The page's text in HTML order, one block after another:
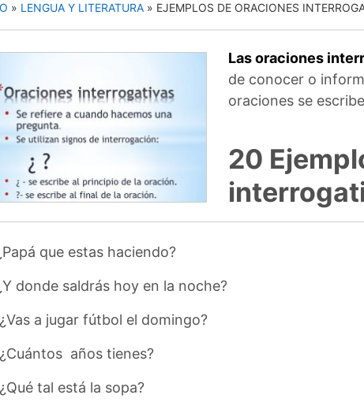
» LENGUA Y LITERATURA » EJEMPLOS DE ORACIONES
Las oraciones
de conocer o
oraciones se
20
que estas haciendo?
donde saldrás hoy en la noche?
¿Vas a jugar fútbol el domingo?
¿Cuántos años tienes?
¿Qué tal está la sopa?